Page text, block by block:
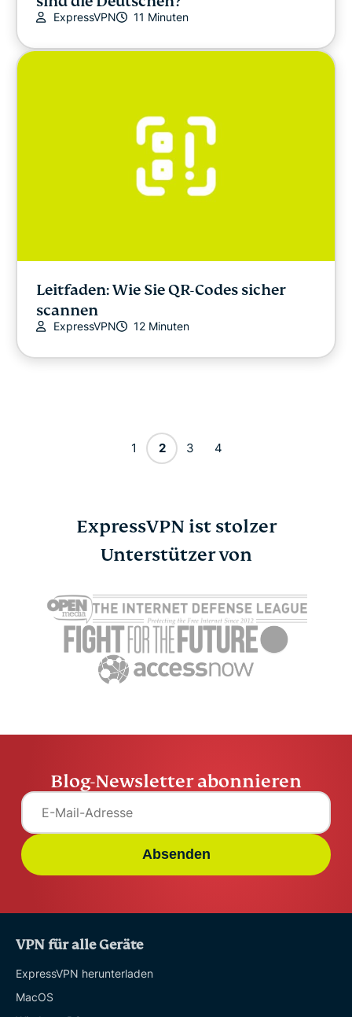
ExpressVPN 11 Minuten
Leitfaden: Wie Sie QR-Codes sicher
scannen
ExpressVPN 12 Minuten
1 2 3 4
ExpressVPN ist stolzer
Unterstützer von
Blog-Newsletter abonnieren
Absenden
VPN für alle Geräte
ExpressVPN herunterladen
MacOS